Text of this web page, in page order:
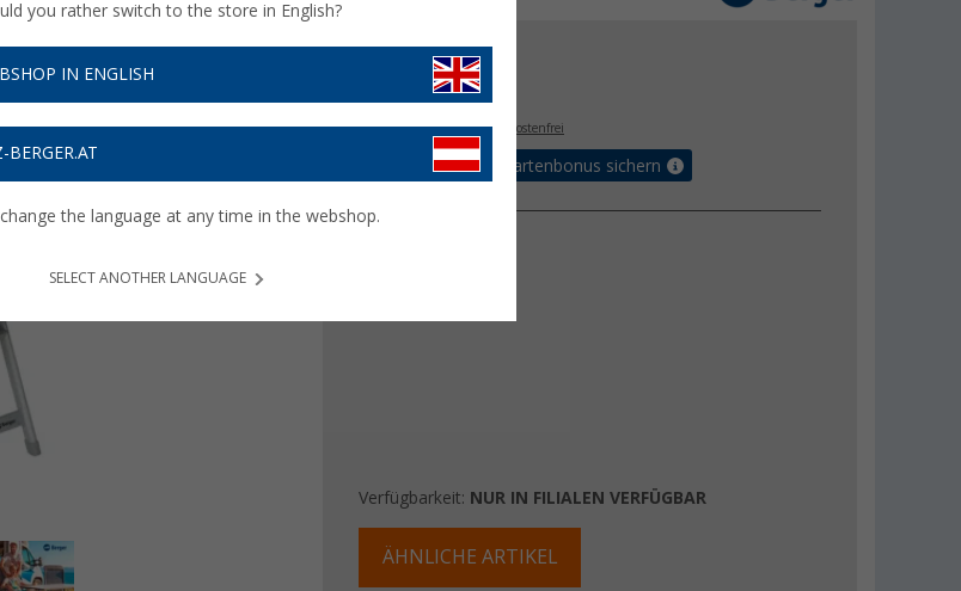
UVP99,99 €
€
Preise inkl. MwSt.,versandkostenfrei
Bis zu 5% Vorteilskartenbonus sichern
Verfügbarkeit: NUR IN FILIALEN VERFÜGBAR
ÄHNLICHE ARTIKEL
you rather switch to the store in English?
IN ENGLISH
BERGER.AT
the language at any time in the webshop.
SELECT ANOTHER LANGUAGE